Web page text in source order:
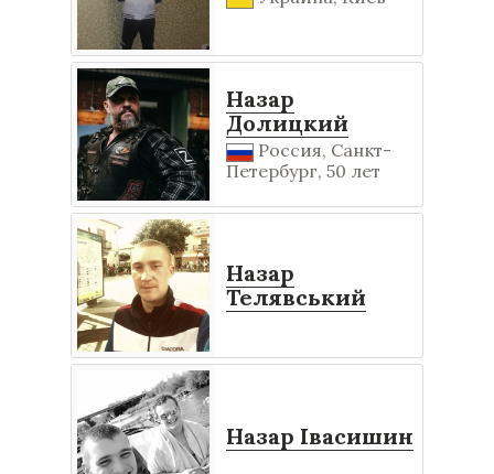
Назар
Долицкий
Россия, Санкт-
Петербург, 50 лет
Назар
Телявський
Назар Івасишин